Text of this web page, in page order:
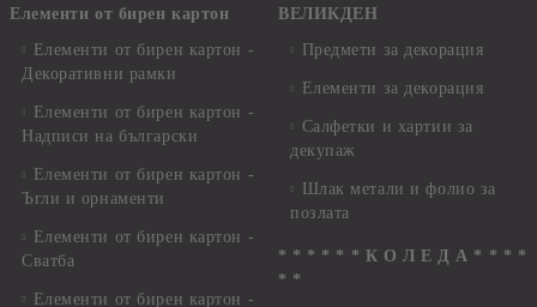
Елементи от бирен картон
Елементи от бирен картон -
Декоративни рамки
Елементи от бирен картон -
Надписи на български
Елементи от бирен картон -
Ъгли и орнаменти
Елементи от бирен картон -
Сватба
Елементи от бирен картон -
ВЕЛИКДЕН
Предмети за декорация
Елементи за декорация
Салфетки и хартии за
декупаж
Шлак метали и фолио за
позлата
* * * * * * К О Л Е Д А * * * *
* *